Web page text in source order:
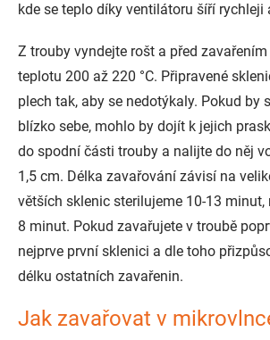
kde se teplo díky ventilátoru šíří rychleji
Z trouby vyndejte rošt a před
teplotu 200 až 220 °C. Připravené
plech tak, aby se nedotýkaly. Pokud by
blízko sebe, mohlo by dojít k jejich
do spodní části trouby a nalijte do něj
1,5 cm. Délka zavařování závisí na
větších sklenic sterilujeme 10-13 minut,
8 minut. Pokud zavařujete v troubě
nejprve první sklenici a dle toho
délku ostatních zavařenin.
Jak zavařovat v